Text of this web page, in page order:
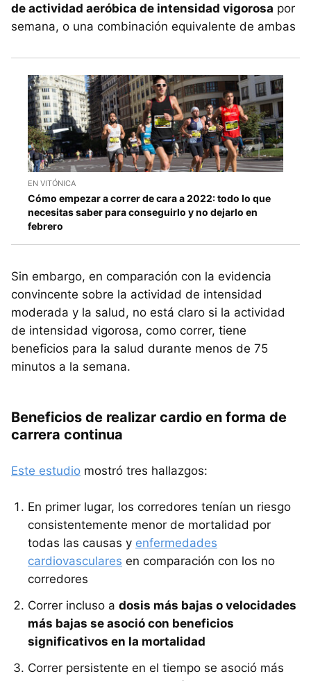
de actividad aeróbica de intensidad vigorosa por
semana, o una combinación equivalente de ambas
EN VITÓNICA
Cómo empezar a correr de cara a 2022: todo lo que
necesitas saber para conseguirlo y no dejarlo en
febrero
Sin embargo, en comparación con la evidencia
convincente sobre la actividad de intensidad
moderada y la salud, no está claro si la actividad
de intensidad vigorosa, como correr, tiene
beneficios para la salud durante menos de 75
minutos a la semana.
Beneficios de realizar cardio en forma de
carrera continua
Este estudio mostró tres hallazgos:
En primer lugar, los corredores tenían un riesgo
consistentemente menor de mortalidad por
todas las causas y enfermedades
cardiovasculares en comparación con los no
corredores
Correr incluso a dosis más bajas o velocidades
más bajas se asoció con beneficios
significativos en la mortalidad
Correr persistente en el tiempo se asoció más